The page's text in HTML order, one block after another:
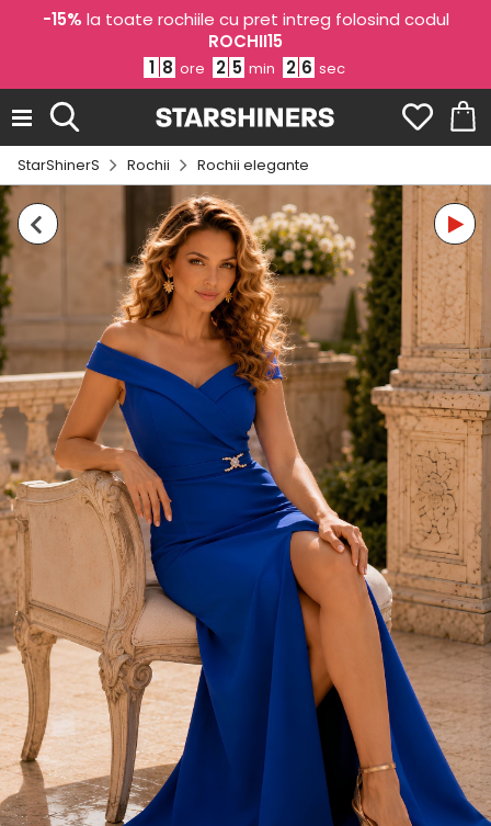
-15% la toate rochiile cu pret intreg folosind codul
ROCHII15
1 8 ore 2 5 min 2 5 sec
StarShinerS Rochii Rochii elegante